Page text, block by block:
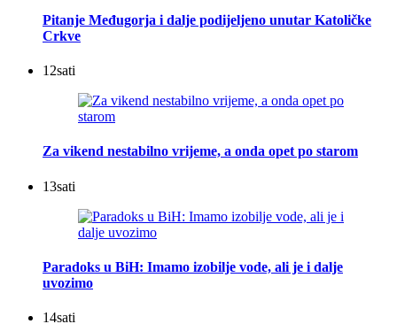
Pitanje Međugorja i dalje podijeljeno unutar Katoličke
Crkve
12sati
Za vikend nestabilno vrijeme, a onda opet po starom
13sati
Paradoks u BiH: Imamo izobilje vode, ali je i dalje
uvozimo
14sati